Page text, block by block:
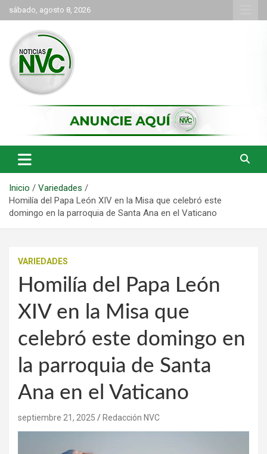
Saltar
al
contenido
sábado, agosto 8, 2026
NVC Noticias
Inicio
Variedades
Homilía del Papa León XIV en la Misa que celebró este
domingo en la parroquia de Santa Ana en el Vaticano
VARIEDADES
Homilía del Papa León
XIV en la Misa que
celebró este domingo en
la parroquia de Santa
Ana en el Vaticano
septiembre 21, 2025 Redacción NVC